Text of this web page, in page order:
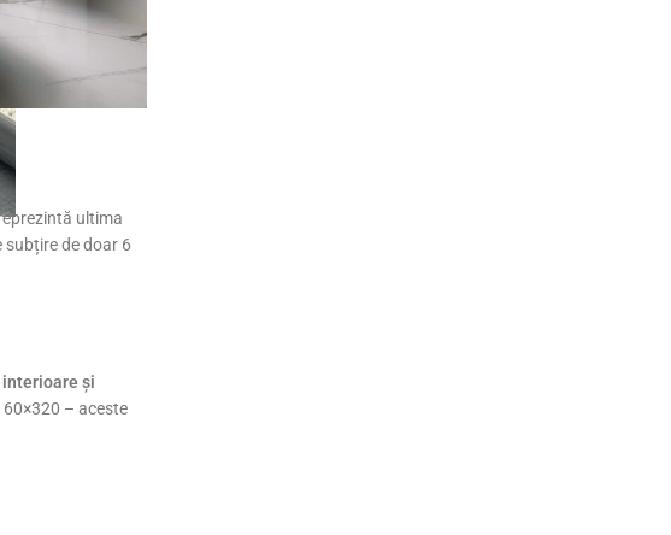
ultima
de doar 6
și
– aceste